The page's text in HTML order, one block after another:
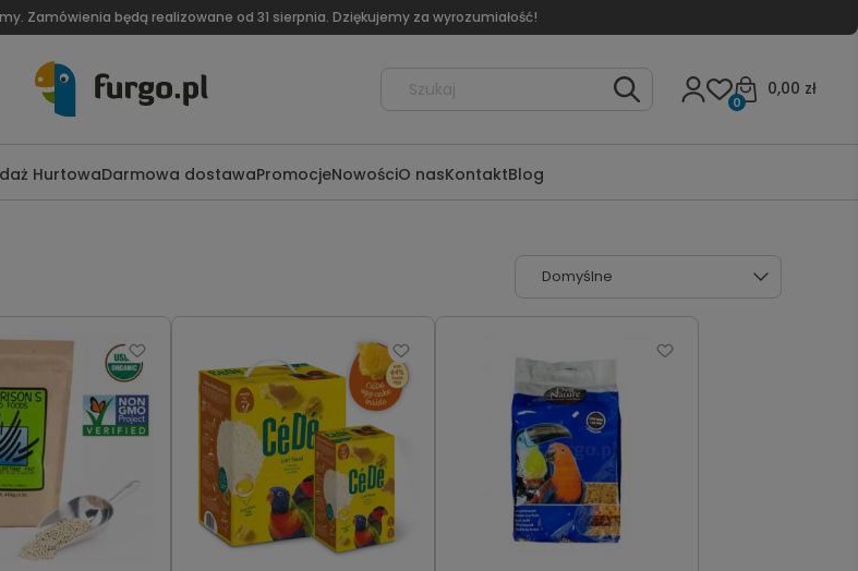
Zamówienia będą realizowane od 31 sierpnia. Dziękujemy za wyrozumiałość!
0,00 zł
0
HurtowaDarmowa dostawaPromocjeNowościO nasKontaktBlog